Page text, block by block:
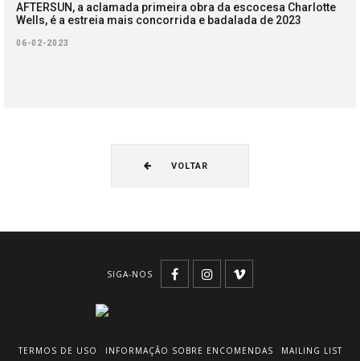
AFTERSUN, a aclamada primeira obra da escocesa Charlotte
Wells, é a estreia mais concorrida e badalada de 2023
06-02-2023
VOLTAR
SIGA-NOS
TERMOS DE USO INFORMAÇÃO SOBRE ENCOMENDAS MAILING LIST